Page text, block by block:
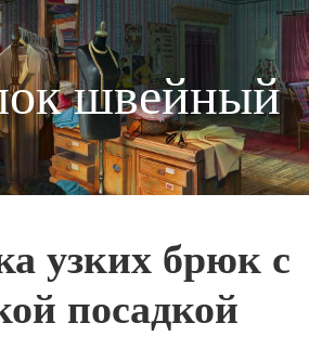
швейный
узких брюк с
посадкой